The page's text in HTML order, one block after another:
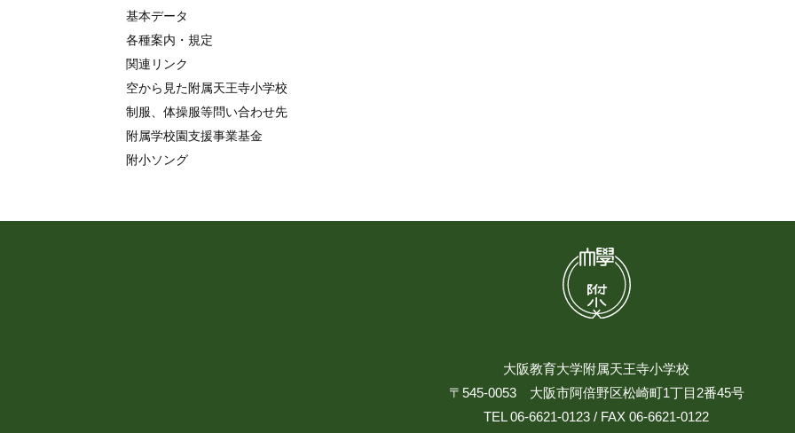
基本データ
各種案内・規定
関連リンク
空から見た附属天王寺小学校
制服、体操服等問い合わせ先
附属学校園支援事業基金
附小ソング
大阪教育大学附属天王寺小学校
〒545-0053 大阪市阿倍野区松崎町1丁目2番45号
TEL 06-6621-0123 / FAX 06-6621-0122